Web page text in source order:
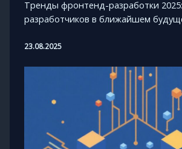
Тренды фронтенд-разработки
разработчиков в ближайшем
23.08.2025